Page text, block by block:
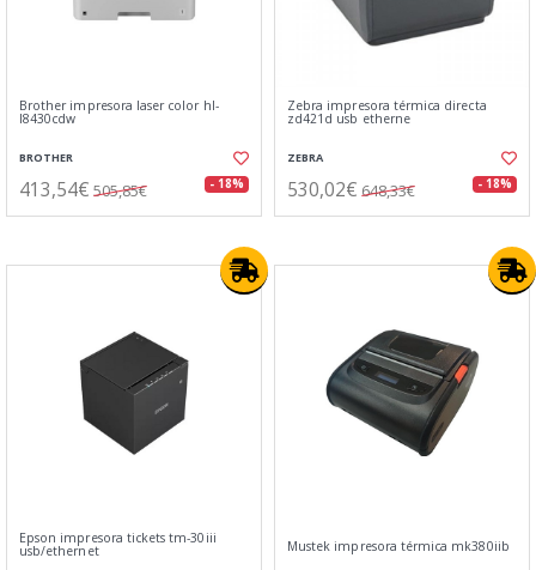
Brother impresora laser color hl-
l8430cdw
BROTHER
413,54€ 505,85€ - 18%
Zebra impresora térmica directa
zd421d usb etherne
ZEBRA
530,02€ 648,33€ - 18%
Epson impresora tickets tm-30iii
usb/ethernet Mustek impresora térmica mk380iib